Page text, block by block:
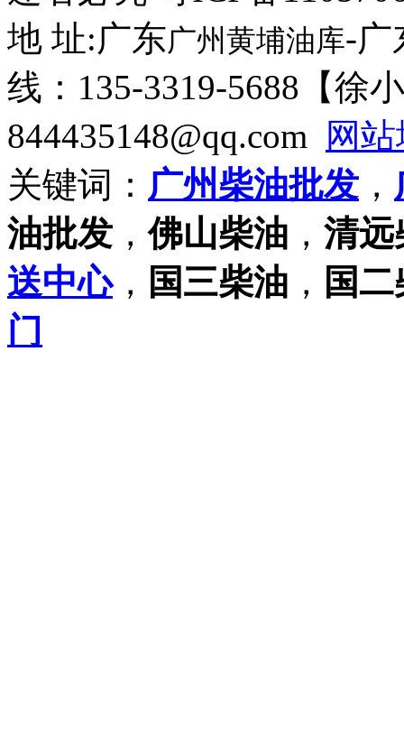
地 址:广东广州黄埔油库-广
线：135-3319-5688【徐
844435148@qq.com
网
关键词： 广州柴油批发 ，
油批发 ，佛山柴油 ， 清远
送中心， 国三柴油 ， 国
门